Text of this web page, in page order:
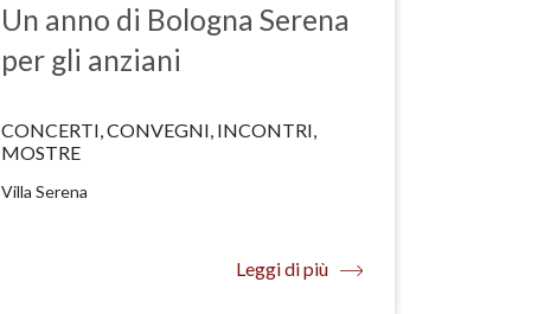
Un anno di Bologna Serena
per gli anziani
CONCERTI, CONVEGNI, INCONTRI,
MOSTRE
Villa Serena
Leggi di più